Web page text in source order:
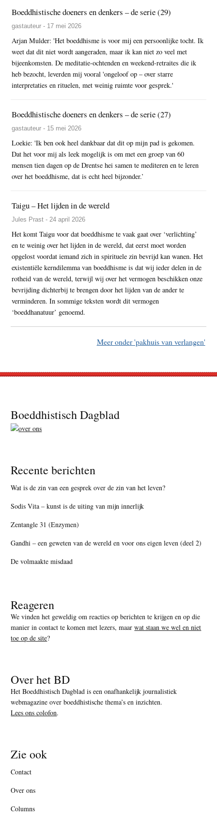
Boeddhistische doeners en denkers – de serie (29)
gastauteur - 17 mei 2026
Arjan Mulder: 'Het boeddhisme is voor mij een persoonlijke tocht. Ik
weet dat dit niet wordt aangeraden, maar ik kan niet zo veel met
bijeenkomsten. De meditatie-ochtenden en weekend-retraites die ik
heb bezocht, leverden mij vooral 'ongeloof op – over starre
interpretaties en rituelen, met weinig ruimte voor gesprek.'
Boeddhistische doeners en denkers – de serie (27)
gastauteur - 15 mei 2026
Loekie: 'Ik ben ook heel dankbaar dat dit op mijn pad is gekomen.
Dat het voor mij als leek mogelijk is om met een groep van 60
mensen tien dagen op de Drentse hei samen te mediteren en te leren
over het boeddhisme, dat is echt heel bijzonder.’
Taigu – Het lijden in de wereld
Jules Prast - 24 april 2026
Het komt Taigu voor dat boeddhisme te vaak gaat over ‘verlichting’
en te weinig over het lijden in de wereld, dat eerst moet worden
opgelost voordat iemand zich in spirituele zin bevrijd kan wanen. Het
existentiële kerndilemma van boeddhisme is dat wij ieder delen in de
rotheid van de wereld, terwijl wij over het vermogen beschikken onze
bevrijding dichterbij te brengen door het lijden van de ander te
verminderen. In sommige teksten wordt dit vermogen
‘boeddhanatuur’ genoemd.
Meer onder 'pakhuis van verlangen'
Footer
Boeddhistisch Dagblad
Recente berichten
Wat is de zin van een gesprek over de zin van het leven?
Sodis Vita – kunst is de uiting van mijn innerlijk
Zentangle 31 (Enzymen)
Gandhi – een geweten van de wereld en voor ons eigen leven (deel 2)
De volmaakte misdaad
Reageren
We vinden het geweldig om reacties op berichten te krijgen en op die
manier in contact te komen met lezers, maarwat staan we wel en niet
toe op de site?
Over het BD
Het Boeddhistisch Dagblad is een onafhankelijk journalistiek
webmagazine over boeddhistische thema’s en inzichten.
Lees ons colofon.
Zie ook
Contact
Over ons
Columns